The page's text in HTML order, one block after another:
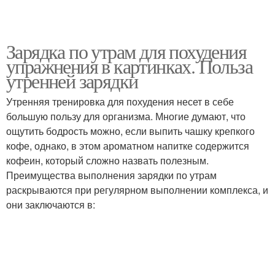
Зарядка по утрам для похудения
упражнения в картинках. Польза
утренней зарядки
Утренняя тренировка для похудения несет в себе
большую пользу для организма. Многие думают, что
ощутить бодрость можно, если выпить чашку крепкого
кофе, однако, в этом ароматном напитке содержится
кофеин, который сложно назвать полезным.
Преимущества выполнения зарядки по утрам
раскрываются при регулярном выполнении комплекса, и
они заключаются в: